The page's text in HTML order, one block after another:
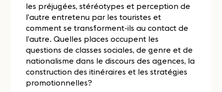
les préjugées, stéréotypes et perception de
l’autre entretenu par les touristes et
comment se transforment-ils au contact de
l’autre. Quelles places occupent les
questions de classes sociales, de genre et de
nationalisme dans le discours des agences, la
construction des itinéraires et les stratégies
promotionnelles?